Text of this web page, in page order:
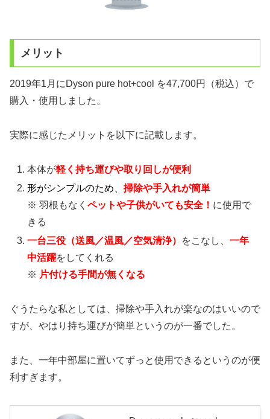
メリット
2019年1月にDyson pure hot+cool を47,700円（税込）で
購入・使用しました。
実際に感じたメリットを以下に記載します。
本体が軽く持ち運びや取り回しが便利
形がシンプルのため、掃除や手入れが簡単
※ 羽根もなくペットや子供がいても安全！ に使用で
きる
一台三役（送風／温風／空気清浄）
をこなし、一年
中活躍をしてくれる
※ 片付ける手間が無くなる
ぐうたらな私としては、掃除や手入れが楽なのはいいので
すが、やはり持ち運びが簡単というのが一番でした。
また、一年中部屋に置いてずっと使用できるというのが便
利すぎます。